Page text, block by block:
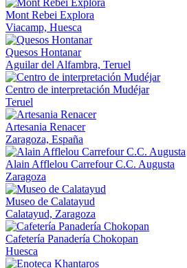
Mont Rebei Explora
Viacamp, Huesca
Quesos Hontanar
Aguilar del Alfambra, Teruel
Centro de interpretación Mudéjar
Teruel
Artesania Renacer
Zaragoza, España
Alain Afflelou Carrefour C.C. Augusta
Zaragoza
Museo de Calatayud
Calatayud, Zaragoza
Cafetería Panadería Chokopan
Huesca